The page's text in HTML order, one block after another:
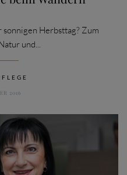
Herbsttag? Zum
und...
2016